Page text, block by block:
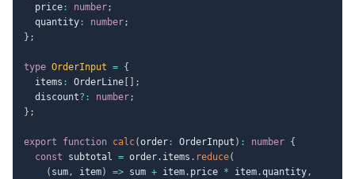
  price
: number;
  quantity
: number;
} ;
type OrderInput = {
  items
: OrderLine
;
  discount
? : number;
} ;
export function calc(order : OrderInput ) : number {
const subtotal = order. items . reduce(
( sum, item) => sum + item. price * item.quantity,